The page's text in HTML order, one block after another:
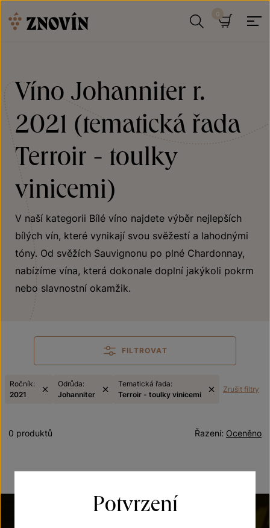
Víno Johanniter r.
2021 (tematická řada
Terroir - toulky
vinicemi)
V naší kategorii Bílé víno najdete výběr nejlepších
bílých vín, které vynikají svou svěžestí a lahodnými
tóny. Od svěžích Sauvignonu po plné Chardonnay,
nabízíme vína, která dokonale doplní jakýkoli pokrm
nebo slavnostní okamžik.
FILTROVAT
Ročník:
2021
Odrůda:
Johanniter
Tematická řada:
Terroir - toulky vinicemi
Zrušit filtry
Oceněno
Řazení:
0 produktů
Potvrzení